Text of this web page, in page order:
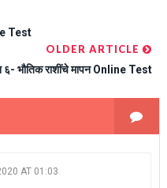
Test
OLDER ARTICLE
६- भौतिक राशींचे मापन Online Test
AT 01:03